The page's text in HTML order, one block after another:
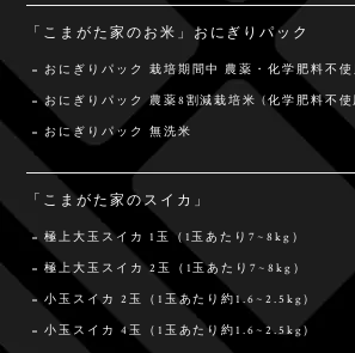
「こまがた家のお米」おにぎりパック
おにぎりパック 栽培期間中 農薬・化学肥料不使
おにぎりパック 農薬8割減栽培米 (化学肥料不使
おにぎりパック 無洗米
「こまがた家のスイカ」
極上大玉スイカ 1玉（1玉あたり7~8kg）
極上大玉スイカ 2玉（1玉あたり7~8kg）
小玉スイカ 2玉（1玉あたり約1.6~2.5kg）
小玉スイカ 4玉（1玉あたり約1.6~2.5kg）